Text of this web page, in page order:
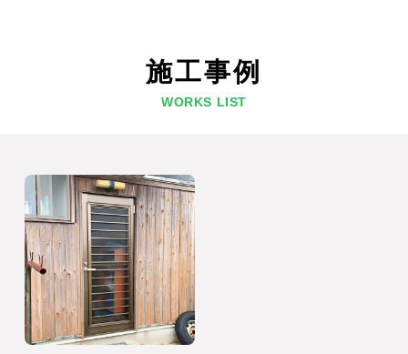
施工事例
WORKS LIST